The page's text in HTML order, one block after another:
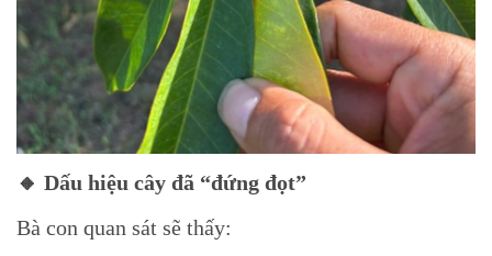
🔸 Dấu hiệu cây đã “đứng đọt”
Bà con quan sát sẽ thấy: